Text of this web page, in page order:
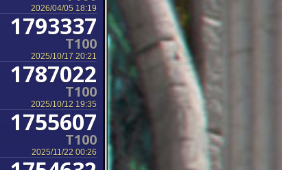
2026/04/05 18:19
1793337
T100
2025/10/17 20:21
1787022
T100
2025/10/12 19:35
1755607
T100
2025/11/22 00:26